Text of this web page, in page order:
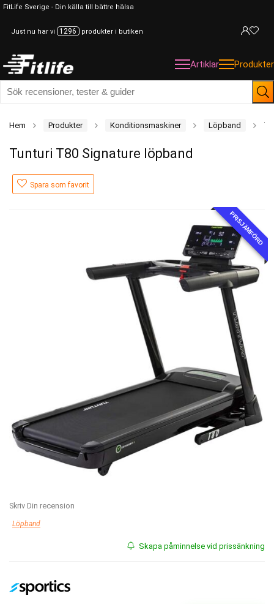
FitLife Sverige - Din källa till bättre hälsa
Just nu har vi 1296 produkter i butiken
Artiklar Produkter
Hem Produkter Konditionsmaskiner Löpband
Tunturi T80 Signature löpband
Spara som favorit
PRISJÄMFÖRD
Skriv Din recension
Löpband
Skapa påminnelse vid prissänkning